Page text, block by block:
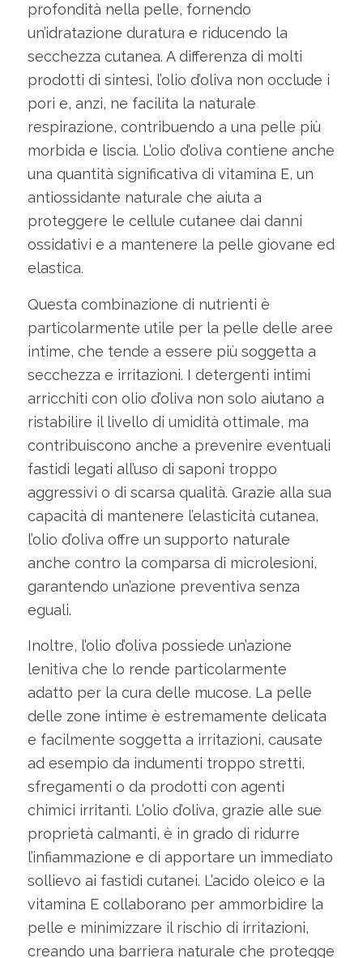
profondità nella pelle, fornendo
un’idratazione duratura e riducendo la
secchezza cutanea. A differenza di molti
prodotti di sintesi, l’olio d’oliva non occlude i
pori e, anzi, ne facilita la naturale
respirazione, contribuendo a una pelle più
morbida e liscia. L’olio d’oliva contiene anche
una quantità significativa di vitamina E, un
antiossidante naturale che aiuta a
proteggere le cellule cutanee dai danni
ossidativi e a mantenere la pelle giovane ed
elastica.
Questa combinazione di nutrienti è
particolarmente utile per la pelle delle aree
intime, che tende a essere più soggetta a
secchezza e irritazioni. I detergenti intimi
arricchiti con olio d’oliva non solo aiutano a
ristabilire il livello di umidità ottimale, ma
contribuiscono anche a prevenire eventuali
fastidi legati all’uso di saponi troppo
aggressivi o di scarsa qualità. Grazie alla sua
capacità di mantenere l’elasticità cutanea,
l’olio d’oliva offre un supporto naturale
anche contro la comparsa di microlesioni,
garantendo un’azione preventiva senza
eguali.
Inoltre, l’olio d’oliva possiede un’azione
lenitiva che lo rende particolarmente
adatto per la cura delle mucose. La pelle
delle zone intime è estremamente delicata
e facilmente soggetta a irritazioni, causate
ad esempio da indumenti troppo stretti,
sfregamenti o da prodotti con agenti
chimici irritanti. L’olio d’oliva, grazie alle sue
proprietà calmanti, è in grado di ridurre
l’infiammazione e di apportare un immediato
sollievo ai fastidi cutanei. L’acido oleico e la
vitamina E collaborano per ammorbidire la
pelle e minimizzare il rischio di irritazioni,
creando una barriera naturale che protegge